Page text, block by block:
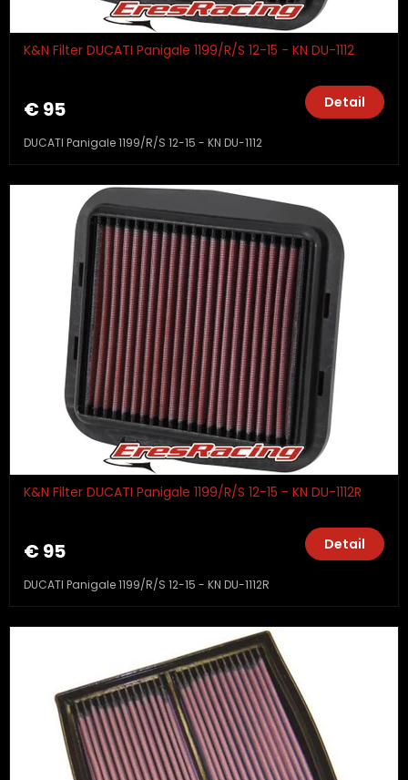
K&N Filter DUCATI Panigale 1199/R/S 12-15 - KN DU-1112
€ 95 Detail
DUCATI Panigale 1199/R/S 12-15 - KN DU-1112
K&N Filter DUCATI Panigale 1199/R/S 12-15 - KN DU-1112R
€ 95 Detail
DUCATI Panigale 1199/R/S 12-15 - KN DU-1112R